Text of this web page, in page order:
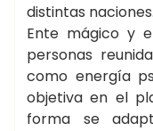
distintas naciones.
Ente mágico y
personas
como energía
objetiva en el
forma se